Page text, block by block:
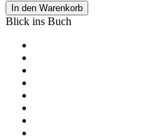
In den Warenkorb
Blick ins Buch